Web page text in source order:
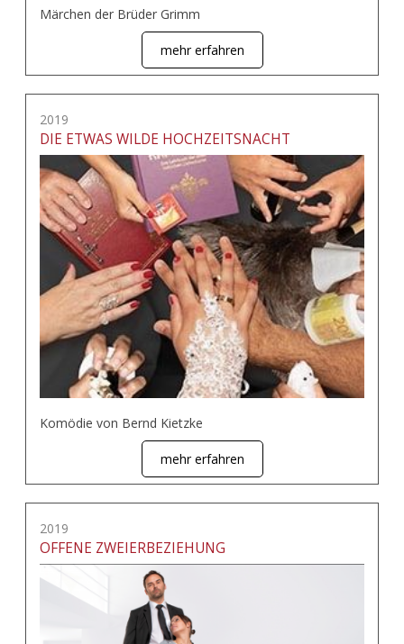
Märchen der Brüder Grimm
mehr erfahren
2019
DIE ETWAS WILDE HOCHZEITSNACHT
Komödie von Bernd Kietzke
mehr erfahren
2019
OFFENE ZWEIERBEZIEHUNG